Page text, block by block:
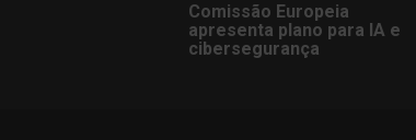
Comissão Europeia
apresenta plano para IA e
cibersegurança